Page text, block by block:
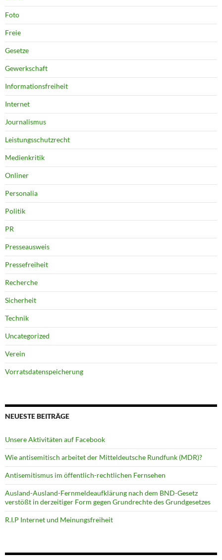
Foto
Freie
Gesetze
Gewerkschaft
Informationsfreiheit
Internet
Journalismus
Leistungsschutzrecht
Medienkritik
Onliner
Personalia
Politik
PR
Presseausweis
Pressefreiheit
Recherche
Sicherheit
Technik
Uncategorized
Verein
Vorratsdatenspeicherung
NEUESTE BEITRÄGE
Unsere Aktivitäten auf Facebook
Wie antisemitisch arbeitet der Mitteldeutsche Rundfunk (MDR)?
Antisemitismus im öffentlich-rechtlichen Fernsehen
Ausland-Ausland-Fernmeldeaufklärung nach dem BND-Gesetz
verstößt in derzeitiger Form gegen Grundrechte des Grundgesetzes
R.I.P Internet und Meinungsfreiheit